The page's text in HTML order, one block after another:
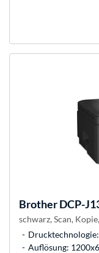
BrotherDCP-
schwarz, Scan,
Auflösung: